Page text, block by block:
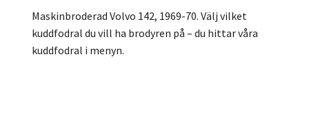
Maskinbroderad Volvo 142, 1969-70. Välj vilket
kuddfodral du vill ha brodyren på – du hittar våra
kuddfodral i menyn.